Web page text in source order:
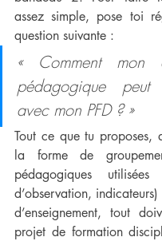
assez simple, pose toi
question suivante :
« Comment mon
pédagogique
avec mon PFD ? »
Tout ce que tu proposes,
la forme de
pédagogiques
d’observation,
d’enseignement, tout
projet de formation